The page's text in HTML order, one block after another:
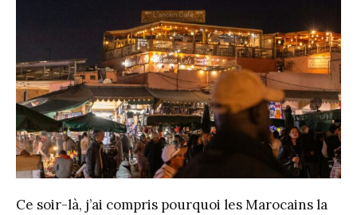
Ce soir-là, j’ai compris pourquoi les Marocains la